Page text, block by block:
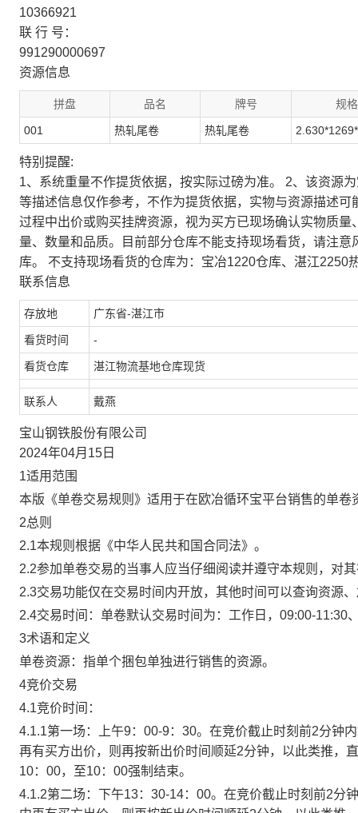
10366921
联 行 号：
991290000697
资源信息
拼盘 品名 牌号 规格
001 热轧尾卷 热轧尾卷
特别提醒:
1、系统重量不作提货依据，按实际过磅为准。 2、该资源
等描述信息仅作参考，不作为提货依据，实物与资源描述
过程中出价或购买挂牌资源，视为买方已现场确认实物质
量、数量和品质。目前部分仓库不能支持现场看货，请注
库。 不支持现场看货的仓库为：宝冶1220仓库、湛江2250
联系信息
存放地 广东省-湛江市
看货时间 -
看货仓库 湛江物流基地仓库现货
联系人 戴燕
宝山钢铁股份有限公司
2024年04月15日
1适用范围
本版《单卷交易规则》适用于在欧冶循环宝平台销售的单卷
2总则
2.1本规则根据《中华人民共和国合同法》。
2.2参加单卷交易的当事人应当仔细阅读并遵守本规则，对
2.3交易功能仅在交易时间内开放，其他时间可以查询资源
2.4交易时间：单卷默认交易时间为：工作日，09:00-11:30
3术语和定义
单卷资源：指单个捆包单独进行销售的资源。
4竞价交易
4.1竞价时间：
4.1.1第一场：上午9：00-9：30。在竞价截止时刻前2分钟
再有买方出价，则再按新出价时间顺延2分钟，以此类推，
10：00，至10：00强制结束。
4.1.2第二场：下午13：30-14：00。在竞价截止时刻前2分